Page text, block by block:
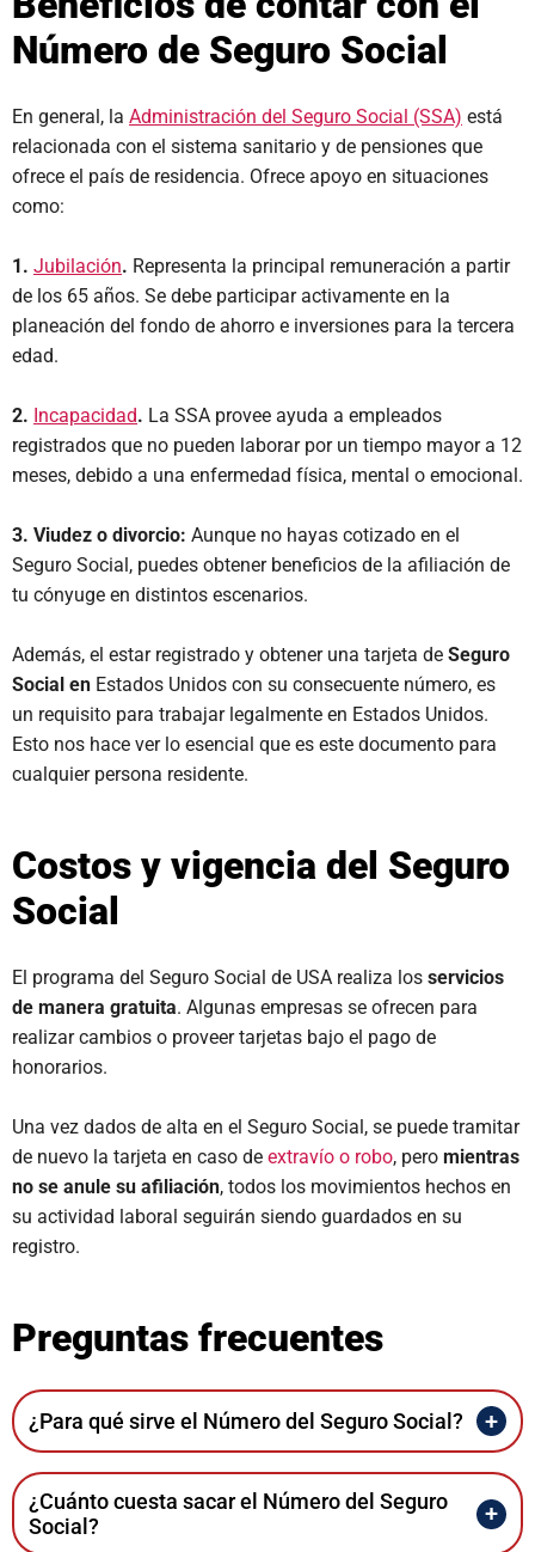
Número de Seguro Social
En general, la Administración del Seguro Social (SSA) está
relacionada con el sistema sanitario y de pensiones que
ofrece el país de residencia. Ofrece apoyo en situaciones
como:
1. Jubilación. Representa la principal remuneración a partir
de los 65 años. Se debe participar activamente en la
planeación del fondo de ahorro e inversiones para la tercera
edad.
2. Incapacidad. La SSA provee ayuda a empleados
registrados que no pueden laborar por un tiempo mayor a 12
meses, debido a una enfermedad física, mental o emocional.
3. Viudez o divorcio: Aunque no hayas cotizado en el
Seguro Social, puedes obtener beneficios de la afiliación de
tu cónyuge en distintos escenarios.
Además, el estar registrado y obtener una tarjeta de Seguro
Social en Estados Unidos con su consecuente número, es
un requisito para trabajar legalmente en Estados Unidos.
Esto nos hace ver lo esencial que es este documento para
cualquier persona residente.
Costos y vigencia del Seguro
Social
El programa del Seguro Social de USA realiza los servicios
de manera gratuita. Algunas empresas se ofrecen para
realizar cambios o proveer tarjetas bajo el pago de
honorarios.
Una vez dados de alta en el Seguro Social, se puede tramitar
de nuevo la tarjeta en caso de extravío o robo, pero mientras
no se anule su afiliación, todos los movimientos hechos en
su actividad laboral seguirán siendo guardados en su
registro.
Preguntas frecuentes
¿Para qué sirve el Número del Seguro Social?
¿Cuánto cuesta sacar el Número del Seguro
Social?